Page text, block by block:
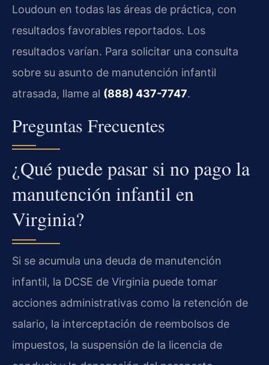
Loudoun en todas las áreas de práctica, con
resultados favorables reportados. Los
resultados varían. Para solicitar una consulta
sobre su asunto de manutención infantil
atrasada, llame al (888) 437-7747.
Preguntas Frecuentes
¿Qué puede pasar si no pago la
manutención infantil en
Virginia?
Si se acumula una deuda de manutención
infantil, la DCSE de Virginia puede tomar
acciones administrativas como la retención de
salario, la interceptación de reembolsos de
impuestos, la suspensión de la licencia de